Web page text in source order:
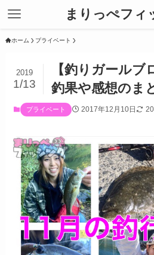
まりっぺフィ
ホーム プライベート
【釣りガールブ
釣果や感想のま
2019
1/13
プライベート 2017年12月10日